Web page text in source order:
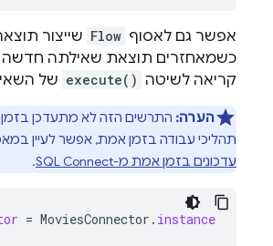
אפשר גם לאסוף Flow שייצור
כשמאחזרים תוצאת שאילתה
קריאה לשיטה execute() של
הערה: התרשים הזה לא מתעדכן
תהליכי עבודה בזמן אמת, אפשר לעיין
עדכונים בזמן אמת מ-SQL Connect
.
= MoviesConnector . instance